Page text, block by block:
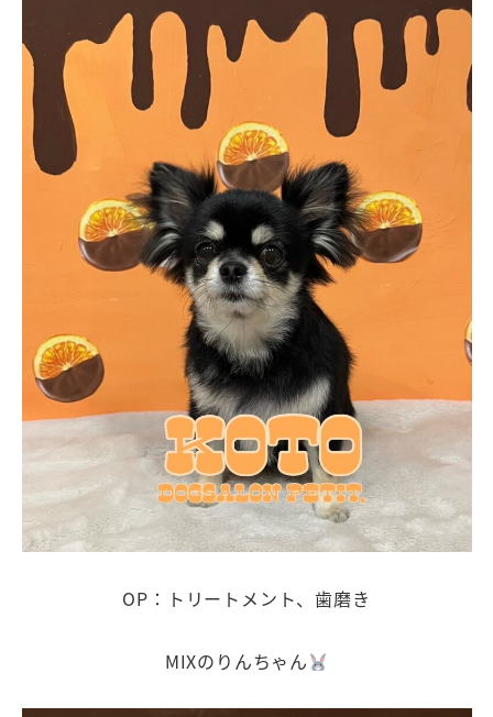
OP：トリートメント、歯磨き
MIXのりんちゃん